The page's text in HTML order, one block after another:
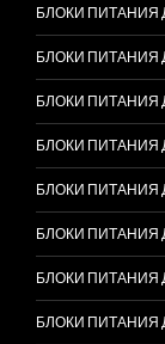
БЛОКИ ПИТАНИЯ
БЛОКИ ПИТАНИЯ
БЛОКИ ПИТАНИЯ
БЛОКИ ПИТАНИЯ
БЛОКИ ПИТАНИЯ
БЛОКИ ПИТАНИЯ
БЛОКИ ПИТАНИЯ
БЛОКИ ПИТАНИЯ